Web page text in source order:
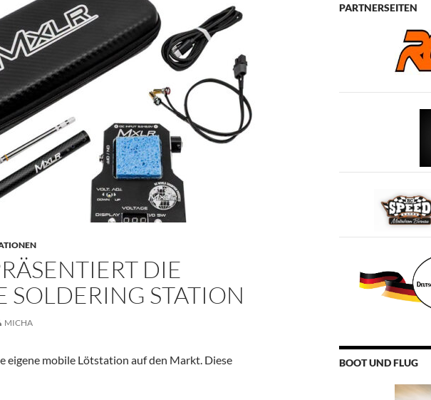
DIE
SOLDERING STATION
MICHA
eigene mobile Lötstation auf den Markt. Diese
die Mobile Soldering Station
PARTNERSEITEN
BOOT UND FLUG